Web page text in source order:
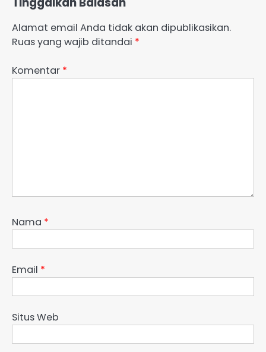
Alamat email Anda tidak akan dipublikasikan.
Ruas yang wajib ditandai *
Komentar *
Nama *
Email *
Situs Web